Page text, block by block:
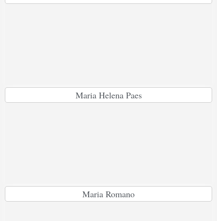
Maria Helena Paes
Maria Romano